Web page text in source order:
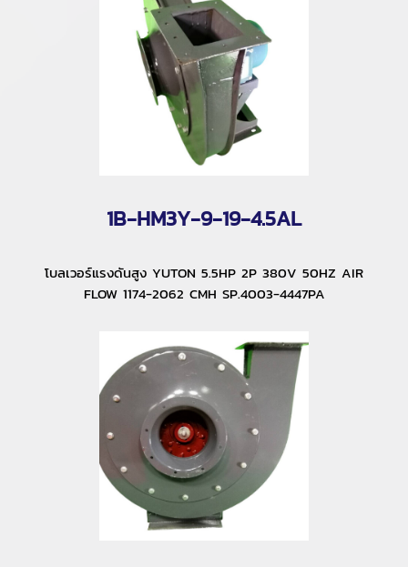
1B-HM3Y-9-19-4.5AL
โบลเวอร์แรงดันสูง YUTON 5.5HP 2P 380V 50HZ AIR
FLOW 1174-2062 CMH SP.4003-4447PA